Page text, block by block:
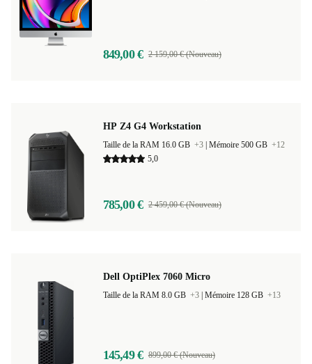
849,00 € 2 159,00 € (Nouveau)
HP Z4 G4 Workstation
Taille de la RAM 16.0 GB +3 Mémoire 500 GB +12
5,0
785,00 € 2 459,00 € (Nouveau)
Dell OptiPlex 7060 Micro
Taille de la RAM 8.0 GB +3 Mémoire 128 GB +13
145,49 € 899,00 € (Nouveau)